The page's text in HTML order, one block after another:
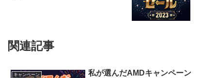
関連記事
キャンペーン 私が選んだAMDキャンペーン